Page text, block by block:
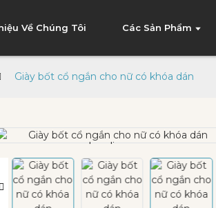
Về Chúng Tôi Các Sản Phẩm
Giày bốt cổ ngắn cho nữ có khóa dán
Loading...
Loading...